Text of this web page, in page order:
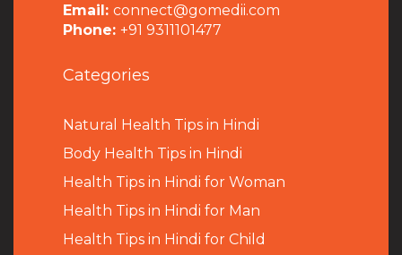
Email: connect@gomedii.com
Phone: +91 9311101477
Categories
Natural Health Tips in Hindi
Body Health Tips in Hindi
Health Tips in Hindi for Woman
Health Tips in Hindi for Man
Health Tips in Hindi for Child